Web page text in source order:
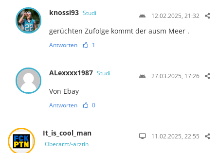
knossi93 Studi 12.02.2025, 21:32
gerüchten Zufolge kommt der ausm Meer .
Antworten 1
ALexxxx1987 Studi 27.03.2025, 17:26
Von Ebay
Antworten 0
It_is_cool_man
Oberarzt/-ärztin
11.02.2025, 22:55